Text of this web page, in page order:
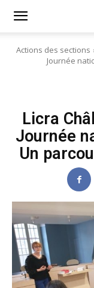
Licra
Antiraciste
1927
Actions des sections
Journée
Licra
Journée
Un